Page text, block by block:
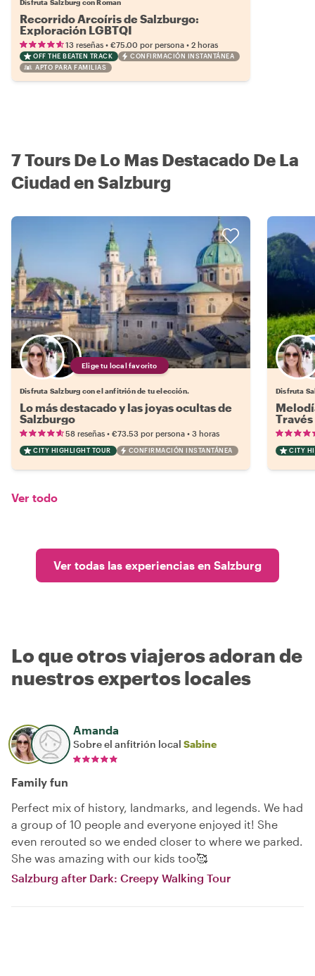
Disfruta Salzburg con Roman
Recorrido Arcoíris de Salzburgo:
Exploración LGBTQI
13 reseñas • €75.00 por persona • 2 horas
OFF THE BEATEN TRACK
CONFIRMACIÓN INSTANTÁNEA
APTO PARA FAMILIAS
7 Tours De Lo Mas Destacado De La
Ciudad en Salzburg
Elige tu local favorito
Disfruta Salzburg con el anfitrión de tu elección.
Lo más destacado y las joyas ocultas de
Salzburgo
58 reseñas • €73.53 por persona • 3 horas
CITY HIGHLIGHT TOUR CONFIRMACIÓN INSTANTÁNEA
Disfruta
Alpina
CITY
Ver todo
Ver todas las experiencias en Salzburg
Lo que otros viajeros adoran de
nuestros expertos locales
Amanda
Sobre el anfitrión local Sabine
Family fun
Perfect mix of history, landmarks, and legends. We had
a group of 10 people and everyone enjoyed it! She
even rerouted so we ended closer to where we parked.
She was amazing with our kids too🥰
Salzburg after Dark: Creepy Walking Tour